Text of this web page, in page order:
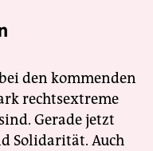
den kommenden
rechtsextreme
Gerade jetzt
Solidarität. Auch